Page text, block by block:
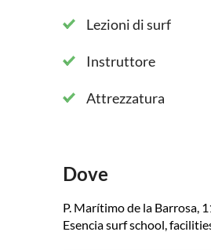
Lezioni di surf
Instruttore
Attrezzatura
Dove
P. Marítimo de la Barrosa,
Esencia surf school,